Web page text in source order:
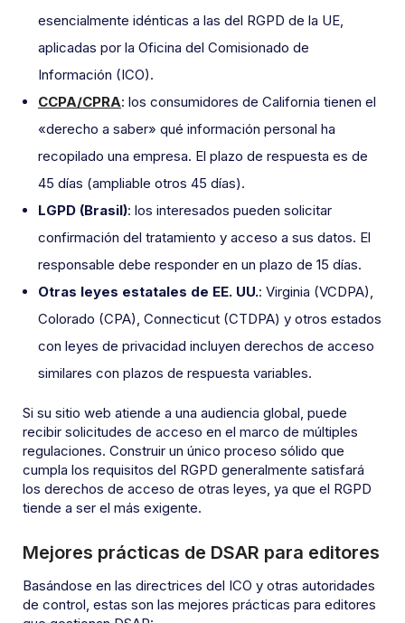
esencialmente idénticas a las del RGPD de la UE,
aplicadas por la Oficina del Comisionado de
Información (ICO).
CCPA/CPRA: los consumidores de California tienen el
«derecho a saber» qué información personal ha
recopilado una empresa. El plazo de respuesta es de
45 días (ampliable otros 45 días).
LGPD (Brasil): los interesados pueden solicitar
confirmación del tratamiento y acceso a sus datos. El
responsable debe responder en un plazo de 15 días.
Otras leyes estatales de EE. UU.: Virginia (VCDPA),
Colorado (CPA), Connecticut (CTDPA) y otros estados
con leyes de privacidad incluyen derechos de acceso
similares con plazos de respuesta variables.
Si su sitio web atiende a una audiencia global, puede
recibir solicitudes de acceso en el marco de múltiples
regulaciones. Construir un único proceso sólido que
cumpla los requisitos del RGPD generalmente satisfará
los derechos de acceso de otras leyes, ya que el RGPD
tiende a ser el más exigente.
Mejores prácticas de DSAR para editores
Basándose en las directrices del ICO y otras autoridades
de control, estas son las mejores prácticas para editores